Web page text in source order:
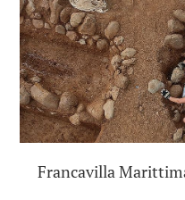
Francavilla